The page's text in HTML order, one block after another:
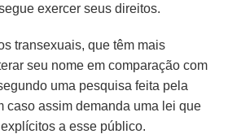
exercer seus direitos.
transexuais, que têm mais
seu nome em comparação com
uma pesquisa feita pela
caso assim demanda uma lei que
a esse público.